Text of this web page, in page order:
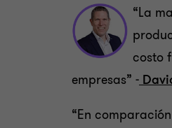
“La
costo
empresas” -
“En